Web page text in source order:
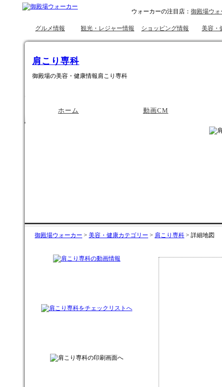
ウォーカーの注目店： 御殿場ウ
グルメ情報 観光・レジャー情報 ショッピング情報 美容・
肩こり専科
御殿場の美容・健康情報肩こり専科
ホーム 動画CM
御殿場ウォーカー > 美容・健康カテゴリー > 肩こり専科 > 詳細地図